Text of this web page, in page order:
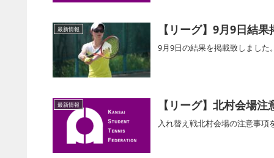
最新情報 【リーグ】9月9日結果
9月9日の結果を掲載致しました
最新情報 【リーグ】北村会場注
入れ替え戦北村会場の注意事項